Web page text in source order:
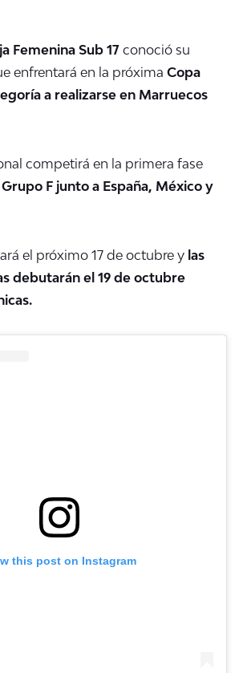
Femenina Sub 17 conoció su
enfrentará en la próxima Copa
a realizarse en Marruecos
competirá en la primera fase
Grupo F junto a España, México y
el próximo 17 de octubre y las
debutarán el 19 de octubre
this post on Instagram